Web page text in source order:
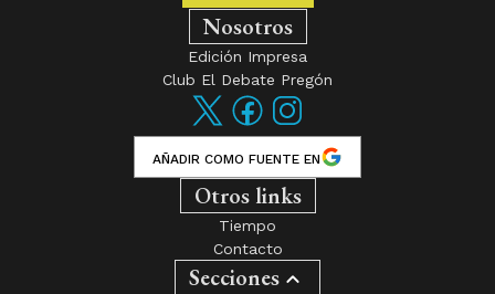
Nosotros
Edición Impresa
Club El Debate Pregón
AÑADIR COMO FUENTE EN
Otros links
Tiempo
Contacto
Secciones